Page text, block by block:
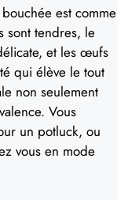
est comme
sont tendres, le
et les œufs
qui élève le tout
non seulement
Vous
un potluck, ou
vous en mode